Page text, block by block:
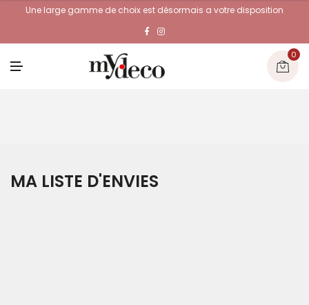
Une large gamme de choix est désormais a votre disposition
0
MA LISTE D'ENVIES